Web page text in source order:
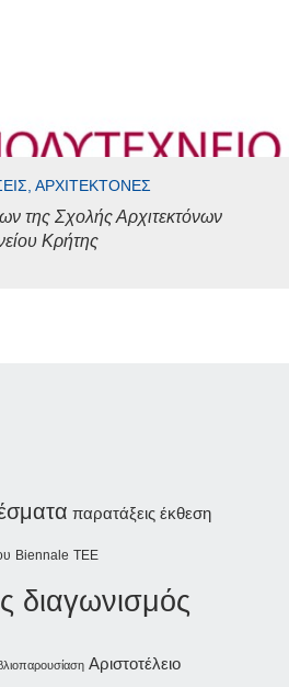
ΑΡΧΙΤΈΚΤΟΝΕΣ
της Σχολής Αρχιτεκτόνων
Κρήτης
παρατάξεις έκθεση
Biennale ΤΕΕ
διαγωνισμός
Αριστοτέλειο